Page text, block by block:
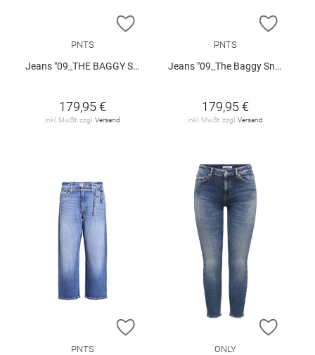
ZUR WUNSCHLISTE HINZUFÜGEN
PNTS
Jeans "09_THE BAGGY SNOS"
179,95 €
inkl. MwSt. zzgl. Versand
ZUR
PNTS
Jeans "09_The Baggy Snos"
179,95 €
inkl. MwSt. zzgl. Versand
ZUR WUNSCHLISTE HINZUFÜGEN
PNTS
ZUR
ONLY